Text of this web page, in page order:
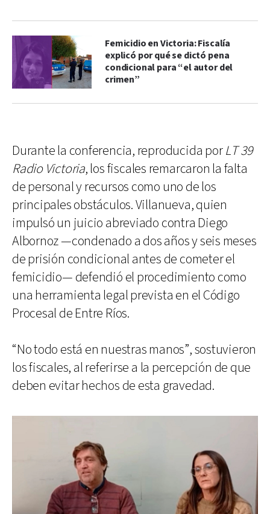
Femicidio en Victoria: Fiscalía
explicó por qué se dictó pena
condicional para “el autor del
crimen”
Durante la conferencia, reproducida porLT 39
Radio Victoria, los fiscales remarcaron la falta
de personal y recursos como uno de los
principales obstáculos. Villanueva, quien
impulsó un juicio abreviado contra Diego
Albornoz —condenado a dos años y seis meses
de prisión condicional antes de cometer el
femicidio— defendió el procedimiento como
una herramienta legal prevista en el Código
Procesal de Entre Ríos.
“No todo está en nuestras manos”, sostuvieron
los fiscales, al referirse a la percepción de que
deben evitar hechos de esta gravedad.